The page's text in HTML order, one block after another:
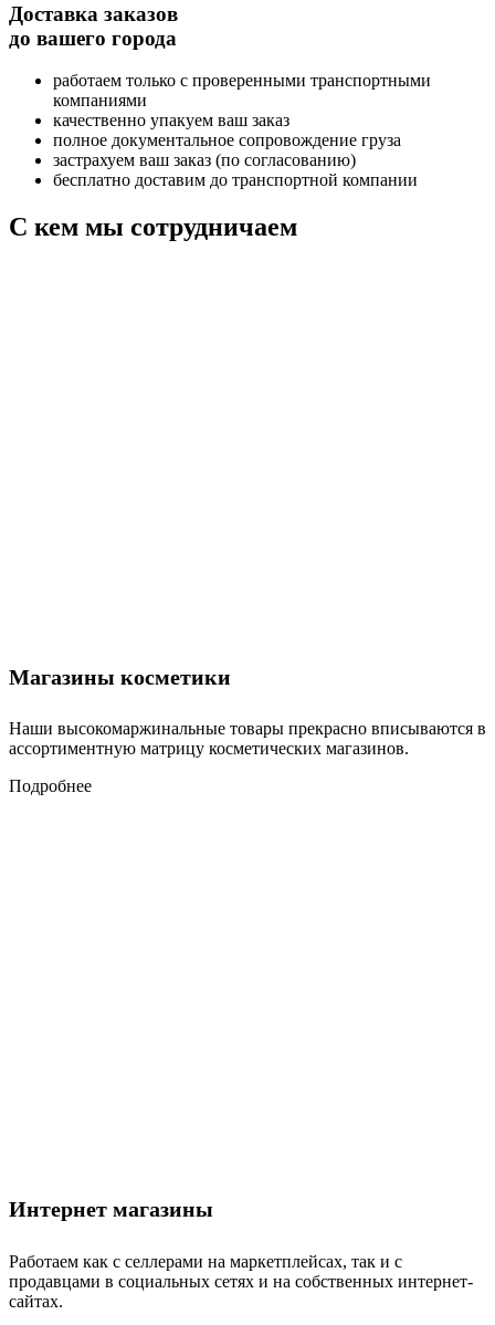
Доставка заказов
до вашего города
работаем только с проверенными транспортными
компаниями
качественно упакуем ваш заказ
полное документальное сопровождение груза
застрахуем ваш заказ (по согласованию)
бесплатно доставим до транспортной компании
С кем мы сотрудничаем
Магазины косметики
Наши высокомаржинальные товары прекрасно вписываются в
ассортиментную матрицу косметических магазинов.
Подробнее
Интернет магазины
Работаем как с селлерами на маркетплейсах, так и с
продавцами в социальных сетях и на собственных интернет-
сайтах.